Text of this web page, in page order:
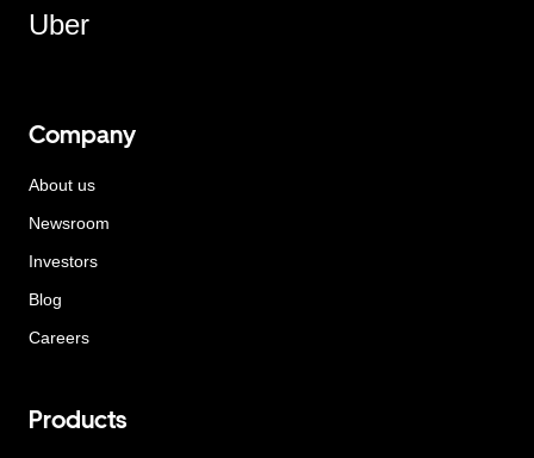
Uber
Company
About us
Newsroom
Investors
Blog
Careers
Products